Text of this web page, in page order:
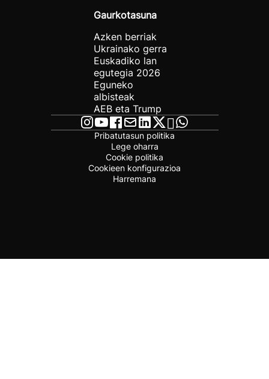
Gaurkotasuna
Azken berriak
Ukrainako gerra
Euskadiko lan
egutegia 2026
Eguneko
albisteak
AEB eta Trump
Pribatutasun politika
Lege oharra
Cookie politika
Cookieen konfigurazioa
Harremana